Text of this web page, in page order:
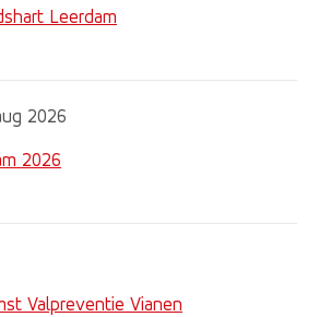
Leerdam
2026
2026
Valpreventie Vianen